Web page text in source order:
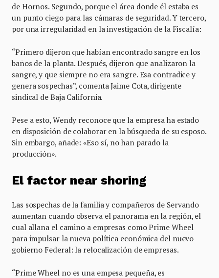
de Hornos. Segundo, porque el área donde él estaba es
un punto ciego para las cámaras de seguridad. Y tercero,
por una irregularidad en la investigación de la Fiscalía:
“Primero dijeron que habían encontrado sangre en los
baños de la planta. Después, dijeron que analizaron la
sangre, y que siempre no era sangre. Esa contradice y
genera sospechas”, comenta Jaime Cota, dirigente
sindical de Baja California.
Pese a esto, Wendy reconoce que la empresa ha estado
en disposición de colaborar en la búsqueda de su esposo.
Sin embargo, añade: «Eso sí, no han parado la
producción».
El factor near shoring
Las sospechas de la familia y compañeros de Servando
aumentan cuando observa el panorama en la región, el
cual allana el camino a empresas como Prime Wheel
para impulsar la nueva política económica del nuevo
gobierno Federal: la relocalización de empresas.
“Prime Wheel no es una empesa pequeña, es